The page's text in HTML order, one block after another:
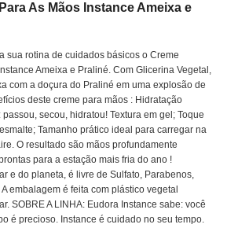
As Mãos Instance Ameixa e
sua rotina de cuidados básicos o Creme
Ameixa e Praliné. Com Glicerina Vegetal,
com a doçura do Praliné em uma explosão de
deste creme para mãos : Hidratação
secou, hidratou! Textura em gel; Toque
Tamanho prático ideal para carregar na
O resultado são mãos profundamente
para a estação mais fria do ano !
e do planeta, é livre de Sulfato, Parabenos,
embalagem é feita com plástico vegetal
SOBRE A LINHA: Eudora Instance sabe: você
é precioso. Instance é cuidado no seu tempo.